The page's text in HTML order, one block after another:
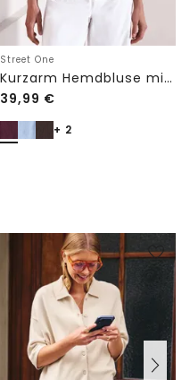
Street One
Kurzarm Hemdbluse mit Turn-Up-Details
39,99 €
+ 2